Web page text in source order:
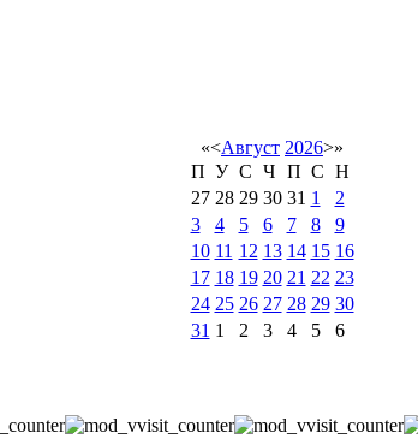
«<Август 2026>»
П У С Ч П С Н
27 28 29 30 31 1
2
3
4 5 6 7 8
9
10 11 12 13 14 15 16
17 18 19 20 21 22 23
24 25 26 27 28 29 30
31 1 2 3 4 5 6